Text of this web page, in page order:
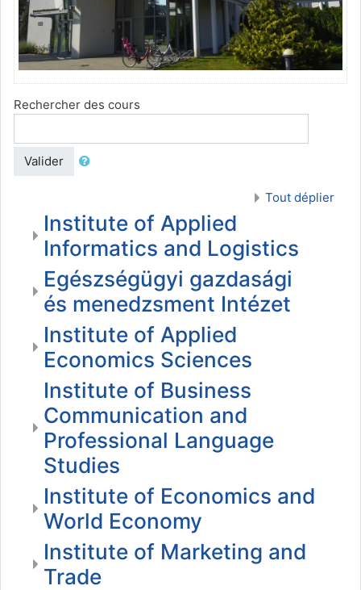
Rechercher des cours
Valider
Tout déplier
Institute of Applied
Informatics and Logistics
Egészségügyi gazdasági
és menedzsment Intézet
Institute of Applied
Economics Sciences
Institute of Business
Communication and
Professional Language
Studies
Institute of Economics and
World Economy
Institute of Marketing and
Trade